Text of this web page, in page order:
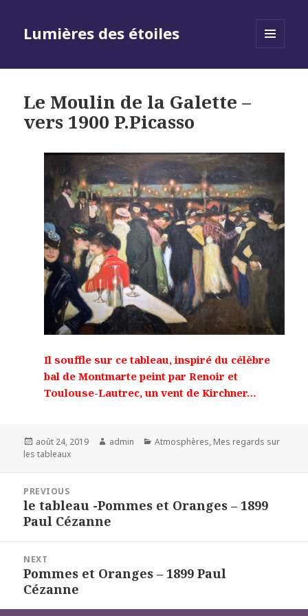
Lumières des étoiles
Le Moulin de la Galette –
vers 1900 P.Picasso
Il souffle sur ce tableau, inspiré du célèbre
bal de Montmarte peint par Renoir et
Toulouse-Lautrec, un vent de Kirchner…
Posted
on
août 24, 2019 Author
admin Categories
Atmosphères, Mes regards sur
les tableaux
l’article
PREVIOUS
Previous
post:
le tableau -Pommes et Oranges – 1899
Paul Cézanne
NEXT
Next
post:
Pommes et Oranges – 1899 Paul
Cézanne